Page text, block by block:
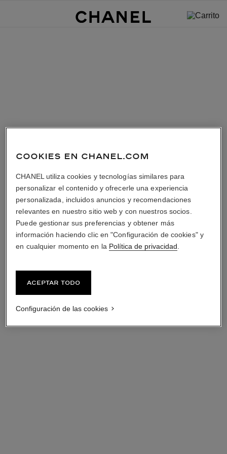
COOKIES EN CHANEL.COM
CHANEL utiliza cookies y tecnologías similares para
personalizar el contenido y ofrecerle una experiencia
personalizada, incluidos anuncios y recomendaciones
relevantes en nuestro sitio web y con nuestros socios.
Puede gestionar sus preferencias y obtener más
información haciendo clic en "Configuración de cookies" y
en cualquier momento en la Política de privacidad
Aceptar todo
Configuración de las cookies